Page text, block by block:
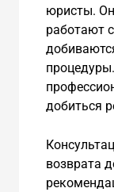
юристы.
работают
добиться
возврата